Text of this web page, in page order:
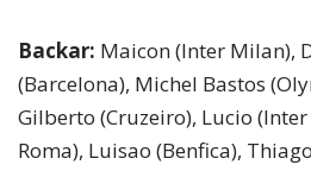
Backar: Maicon (Inter Milan),
(Barcelona), Michel Bastos
Gilberto (Cruzeiro), Lucio (Inter
Roma), Luisao (Benfica),